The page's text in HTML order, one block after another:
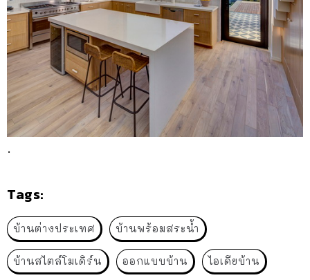
.
Tags:
บ้านต่างประเทศ บ้านพร้อมสระน้ำ
บ้านสไตล์โมเดิร์น ออกแบบบ้าน ไอเดียบ้าน